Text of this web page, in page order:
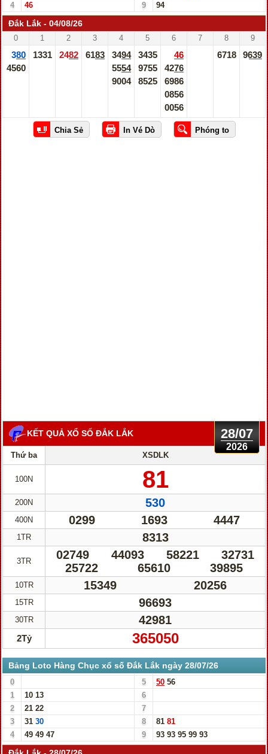
4
46 9 94
Đắk Lắk - 04/08/26
0 1 2 3 4 5 6 7 8 9
380
4560
1331 2482 6183
3494
5554
9004
3435
9755
8525
46
4276
6986
0856
0056
6718 9639
KẾT QUẢ XỔ SỐ ĐẮK LẮK 28/07
2026
Thứ ba XSDLK
100N 81
200N 530
400N 0299 1693 4447
1TR 8313
3TR 02749 44093 58221
32731
25722
65610 39895
10TR 15349 20256
15TR 96693
30TR 42981
2Tỷ 365050
Bảng Loto Hàng Chục xổ số Đắk Lắk ngày 28/07/26
0 5 50 56
1
10 13
6
2
21 22
7
3
31 30 8 81 81
4
49 49 47 9 93 93 95 99 93